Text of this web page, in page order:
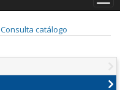
Consulta catálogo